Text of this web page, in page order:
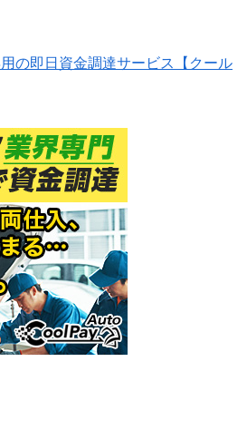
の即日資金調達サービス【クール